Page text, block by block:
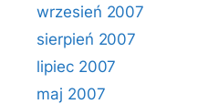
wrzesień 2007
sierpień 2007
lipiec 2007
maj 2007